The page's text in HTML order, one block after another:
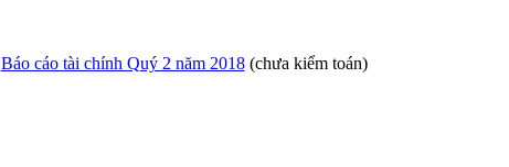
Báo cáo tài chính Quý 2 năm 2018(chưa kiểm toán)